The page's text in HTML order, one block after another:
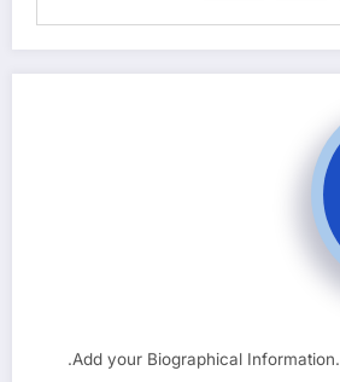
Add your Biographical Information.